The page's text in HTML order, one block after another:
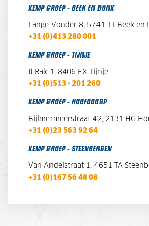
KEMP GROEP - BEEK EN DONK
Lange Vonder 8, 5741 TT Beek en
+31 (0)413 280 001
KEMP GROEP - TIJNJE
It Rak 1, 8406 EX Tijnje
+31 (0)513 - 201 260
KEMP GROEP - HOOFDDORP
Bijlmermeerstraat 42, 2131 HG
+31 (0)23 563 92 64
KEMP GROEP - STEENBERGEN
Van Andelstraat 1, 4651 TA
+31 (0)167 56 48 08